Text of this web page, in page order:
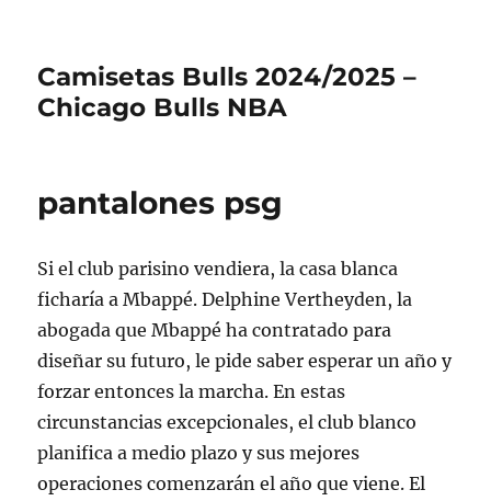
Camisetas Bulls 2024/2025 –
Chicago Bulls NBA
pantalones psg
Si el club parisino vendiera, la casa blanca
ficharía a Mbappé. Delphine Vertheyden, la
abogada que Mbappé ha contratado para
diseñar su futuro, le pide saber esperar un año y
forzar entonces la marcha. En estas
circunstancias excepcionales, el club blanco
planifica a medio plazo y sus mejores
operaciones comenzarán el año que viene. El